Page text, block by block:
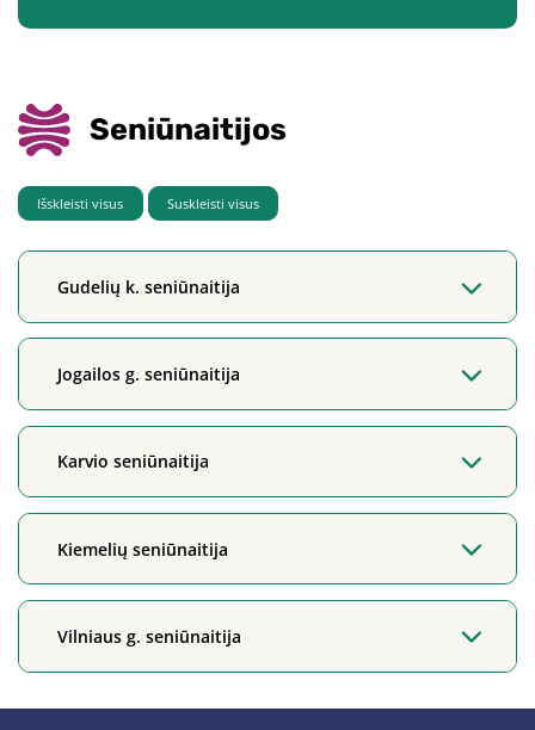
Seniūnaitijos
Išskleisti visus Suskleisti visus
Gudelių k. seniūnaitija
Jogailos g. seniūnaitija
Karvio seniūnaitija
Kiemelių seniūnaitija
Vilniaus g. seniūnaitija